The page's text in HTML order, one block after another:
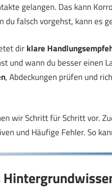
gelangen. Das kann
du falsch vorgehst, kann es
dirklare
und wann du besser einen
, Abdeckungen prüfen und
wir Schritt für Schritt vor.
und Häufige Fehler. So